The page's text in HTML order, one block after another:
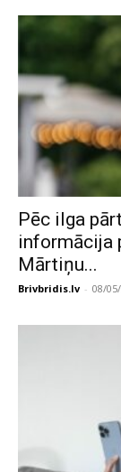
Pēc ilga
informācija
Mārtiņu...
Brivbridis.lv - 08/